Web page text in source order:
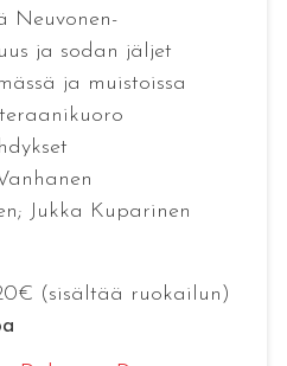
Neuvonen-
ja sodan jäljet
ja muistoissa
Jukka Kuparinen
(sisältää ruokailun)